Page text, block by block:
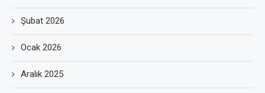
Şubat 2026
Ocak 2026
Aralık 2025